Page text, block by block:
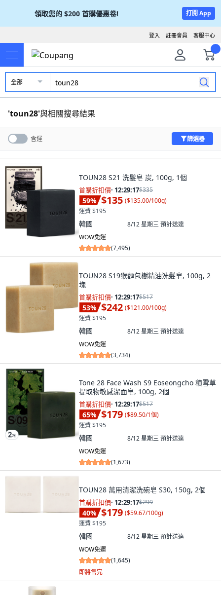
領取您的 $200 首購優惠卷! 打開 App
客服中心
註冊會員
登入
全部
'toun28'與相關搜尋結果
含運 篩選器
TOUN28 S21 洗髮皂 炭, 100g, 1個
首購折扣價· 12:29:15$335
59% $135 ($135.00/100g)
運費 $195
韓國 8/12 星期三預計送達
WOW免運
(7,495)
TOUN28 S19猴麵包樹精油洗髮皂, 100g, 2
塊
首購折扣價· 12:29:15$517
53% $242 ($121.00/100g)
運費 $195
韓國 8/12 星期三預計送達
WOW免運
(3,734)
Tone 28 Face Wash S9 Eoseongcho 積雪草
提取物敏感潔面皂, 100g, 2個
首購折扣價· 12:29:15$517
65% $179 ($89.50/1個)
運費 $195
韓國 8/12 星期三預計送達
WOW免運
(1,673)
TOUN28 萬用清潔洗碗皂 S30, 150g, 2個
首購折扣價· 12:29:15$299
40% $179 ($59.67/100g)
運費 $195
韓國 8/12 星期三預計送達
WOW免運
(1,645)
即將售完